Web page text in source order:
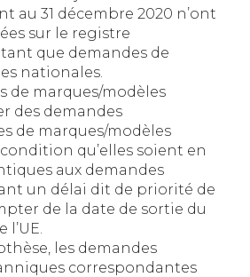
au 31 décembre 2020 n’ont
sur le registre
que demandes de
nationales.
de marques/modèles
des demandes
de marques/modèles
qu’elles soient en
aux demandes
un délai dit de priorité de
de la date de sortie du
l’UE.
les demandes
correspondantes